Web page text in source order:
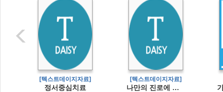
[텍스트데이지자료]
정서중심치료
[텍스트데이지자료]
나만의 진로에 맞춘 탐구 보고서 가이드 북주제 찾기, 자료 조사, 작성, 적용까지 한 권으로 끝!